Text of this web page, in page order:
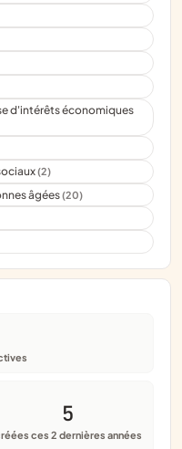
d'intérêts économiques
(2)
âgées(20)
5
ces 2 dernières années